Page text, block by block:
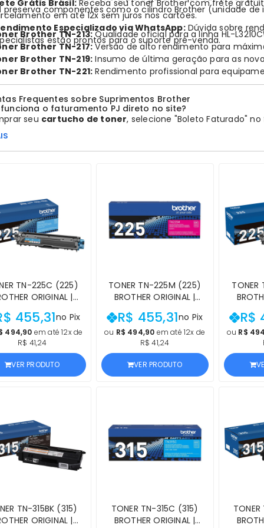
Grátis Brasil:Receba seutoner Brothercom frete
em até 12x sem juros nos cartões.
Especializado via WhatsApp:Dúvida sobre
estão prontos para o suporte pré-venda.
preserva componentes como ocilindro Brother (unidade de
Brother TN-213:Qualidade oficial para a linha HL-
Brother TN-217:Versão de alto rendimento para
Brother TN-219:Insumo de última geração para as
Brother TN-221:Rendimento profissional para
Frequentes sobre Suprimentos Brother
o faturamento PJ direto no site?
seu cartucho de toner, selecione "Boleto Faturado"
normalmente. Nossa equipe receberá seu pedido e, após
vantagem do toner original em relação ao compatível?
via WhatsApp auxilia na escolha do modelo correto?
somos especialistas em suprimentos originais desde
a compatibilidade exata pelo modelo da sua impressora,
TN-225C (225)
ORIGINAL |
3170CDW, HL-
CIANO |
PRODUTO OFICIAL
COM NF E
PROCEDÊNCIA
455,31no Pix
494,90 em até 12x de
R$ 41,24
VER PRODUTO
TONER TN-225M (225)
BROTHER ORIGINAL |
9130CW, 3170CDW, HL-
3140CW MAGENTA |
PRODUTO OFICIAL
BROTHER COM NF E
PROCEDÊNCIA
R$ 455,31no Pix
ou R$ 494,90 em até 12x de
R$ 41,24
VER PRODUTO
R$
ou R$
TN-315BK (315)
ORIGINAL |
TONER TN-315C (315)
BROTHER ORIGINAL |